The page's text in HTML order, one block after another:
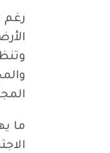
رغم
ما